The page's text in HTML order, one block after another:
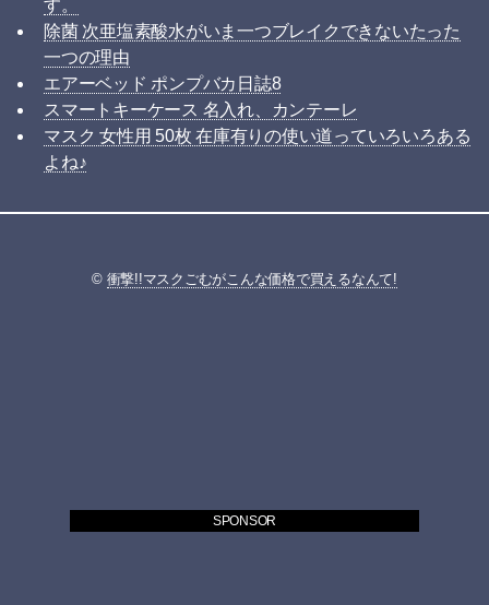
す。
除菌 次亜塩素酸水がいま一つブレイクできないたった
一つの理由
エアーベッド ポンプバカ日誌8
スマートキーケース 名入れ、カンテーレ
マスク 女性用 50枚 在庫有りの使い道っていろいろある
よね♪
© 衝撃!!マスクごむがこんな価格で買えるなんて!
SPONSOR